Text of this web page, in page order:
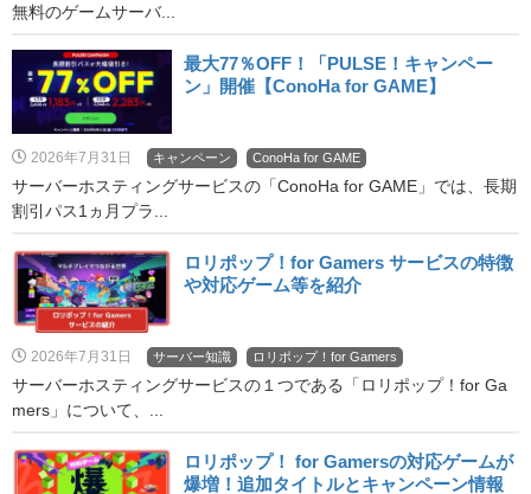
無料のゲームサーバ...
最大77％OFF！「PULSE！キャンペー
ン」開催【ConoHa for GAME】
2026年7月31日 キャンペーン ConoHa for GAME
サーバーホスティングサービスの「ConoHa for GAME」では、長期
割引パス1ヵ月プラ...
ロリポップ！for Gamers サービスの特徴
や対応ゲーム等を紹介
2026年7月31日 サーバー知識 ロリポップ！for Gamers
サーバーホスティングサービスの１つである「ロリポップ！for Ga
mers」について、...
ロリポップ！ for Gamersの対応ゲームが
爆増！追加タイトルとキャンペーン情報